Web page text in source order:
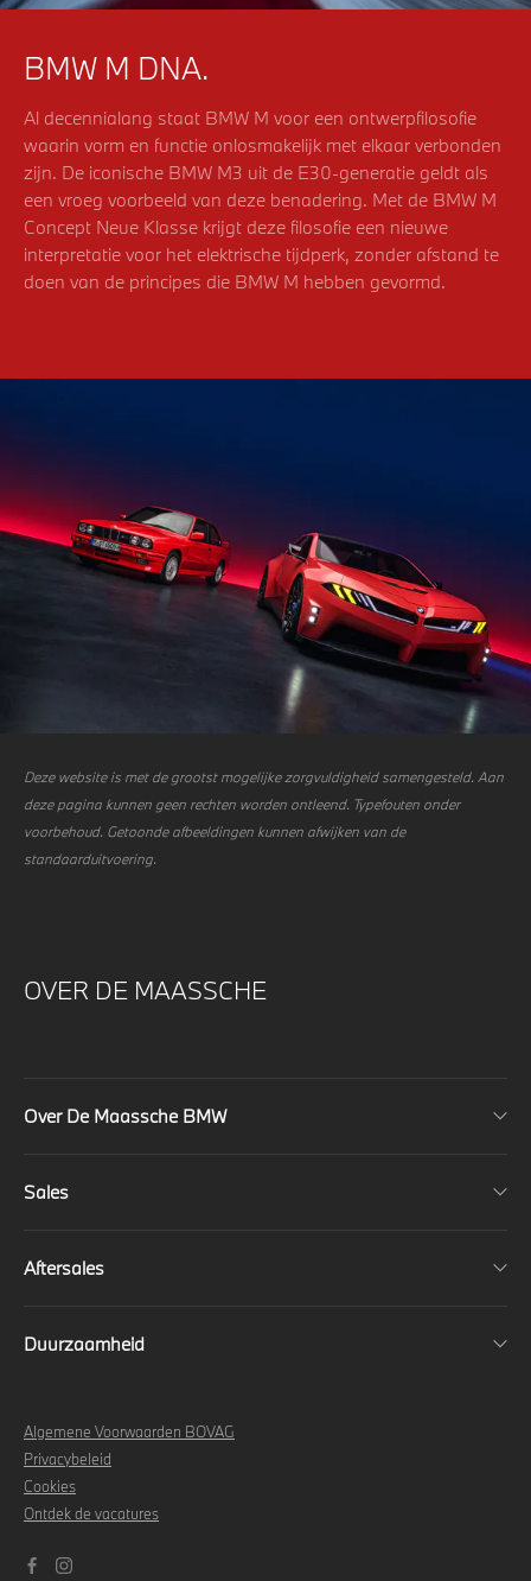
BMW M DNA.
Al decennialang staat BMW M voor een ontwerpfilosofie
waarin vorm en functie onlosmakelijk met elkaar verbonden
zijn. De iconische BMW M3 uit de E30-generatie geldt als
een vroeg voorbeeld van deze benadering. Met de BMW M
Concept Neue Klasse krijgt deze filosofie een nieuwe
interpretatie voor het elektrische tijdperk, zonder afstand te
doen van de principes die BMW M hebben gevormd.
Deze website is met de grootst mogelijke zorgvuldigheid samengesteld. Aan
deze pagina kunnen geen rechten worden ontleend. Typefouten onder
voorbehoud. Getoonde afbeeldingen kunnen afwijken van de
standaarduitvoering.
OVER DE MAASSCHE
Over De Maassche BMW
Sales
Aftersales
Duurzaamheid
Algemene Voorwaarden BOVAG
Privacybeleid
Cookies
Ontdek de vacatures